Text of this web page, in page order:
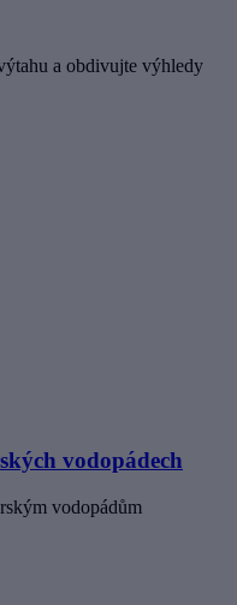
a obdivujte výhledy
vodopádech
vodopádům